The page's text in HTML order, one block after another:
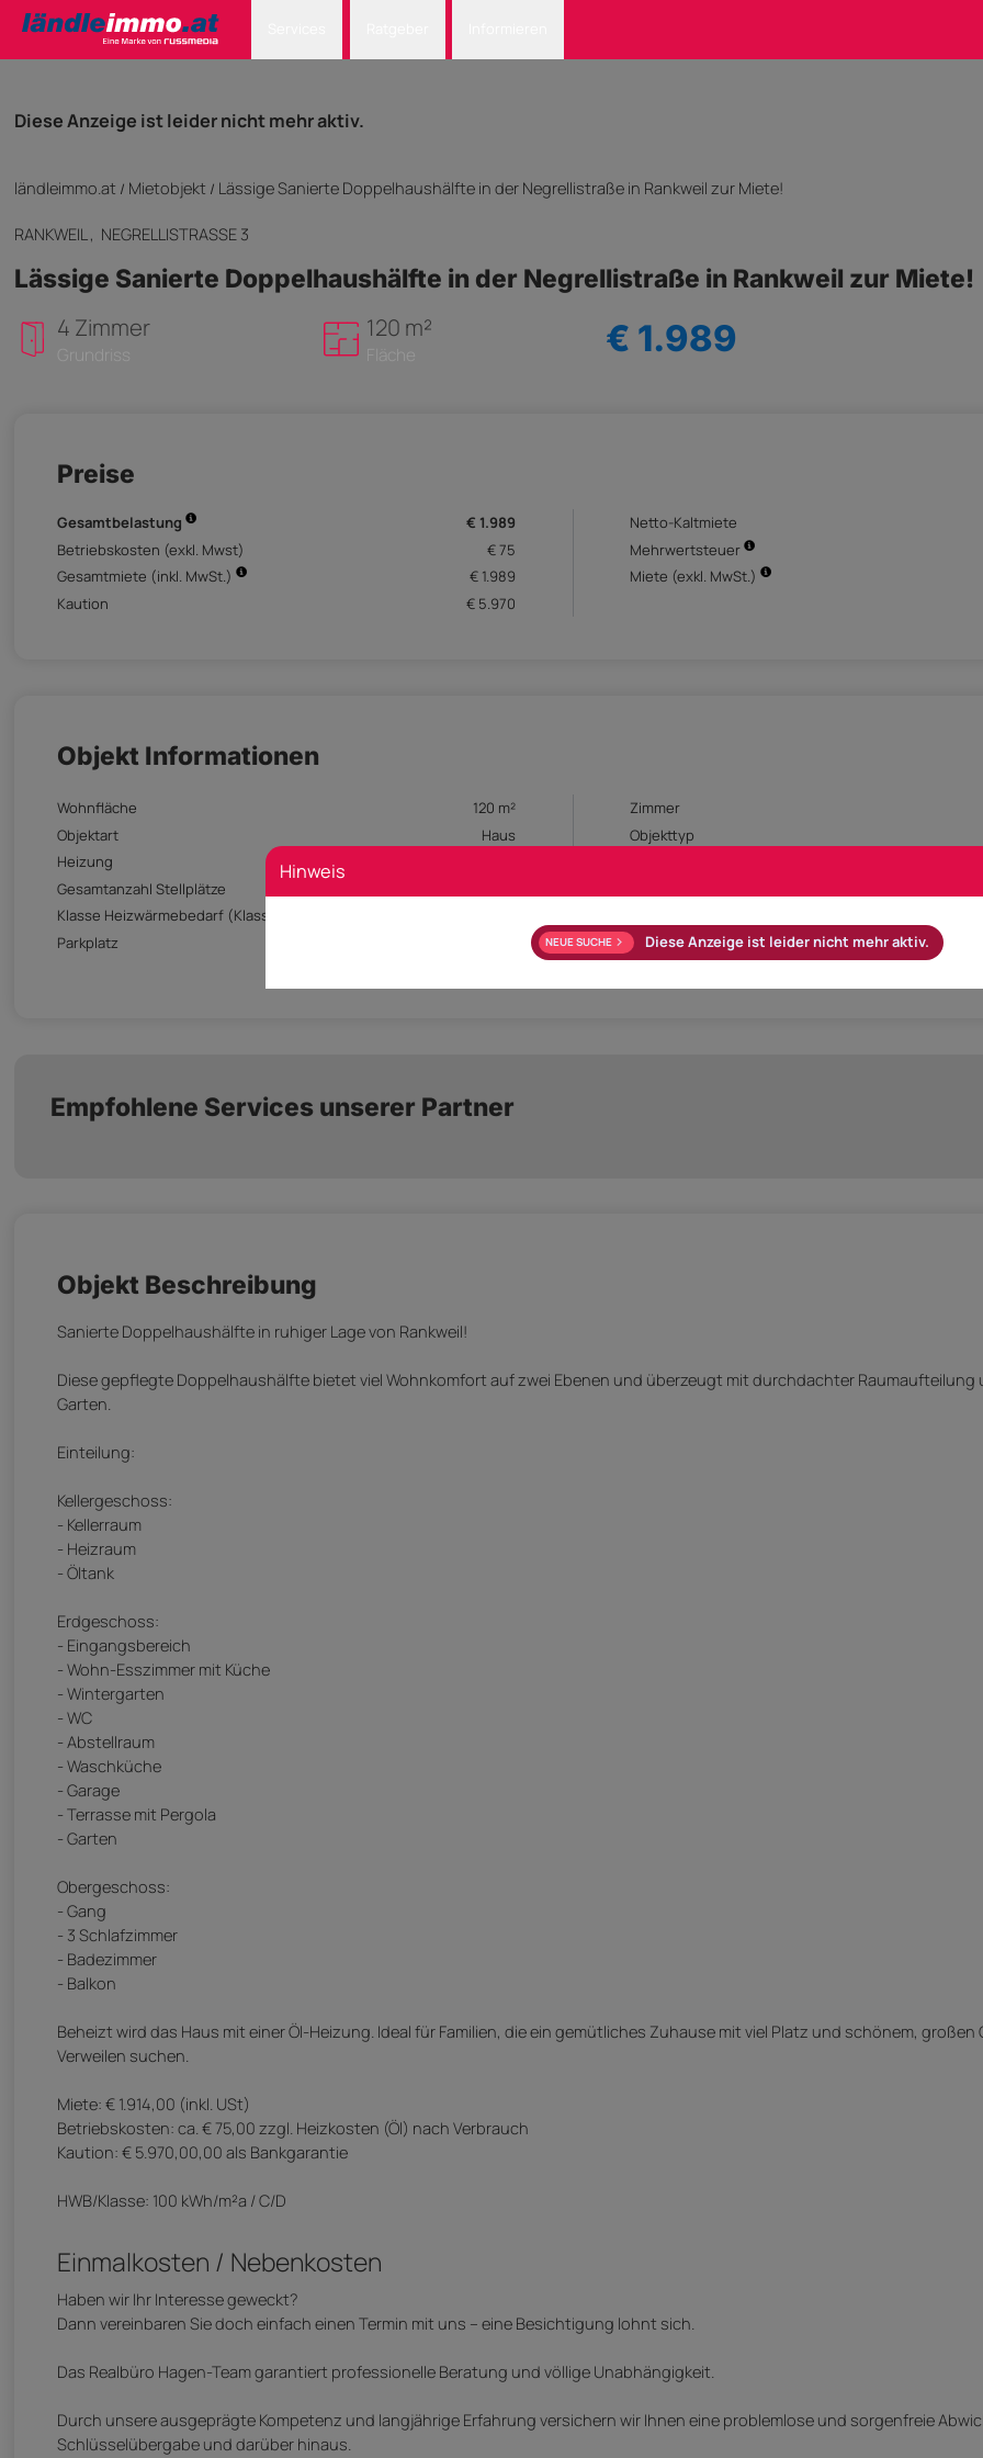
Diese Anzeige ist leider nicht mehr aktiv.
ländleimmo.at / Mietobjekt / Lässige Sanierte Doppelhaushälfte in der Negrellistraße in Rankweil zur Miete!
RANKWEIL , NEGRELLISTRASSE 3
Lässige Sanierte Doppelhaushälfte in der Negrellistraße in Rankweil zur Miete!
4 Zimmer
Grundriss
120 m²
Fläche € 1.989
Preise
Gesamtbelastung € 1.989 Netto-Kaltmiete
Betriebskosten (exkl. Mwst)
€ 75 Mehrwertsteuer
Gesamtmiete (inkl. MwSt.)
€ 1.989 Miete (exkl. MwSt.)
Kaution
€ 5.970
Objekt Informationen
Wohnfläche 120 m² Zimmer
Objektart
Haus Objekttyp
Heizung
Gesamtanzahl Stellplätze
Klasse Heizwärmebedarf (Klasse HWB)
Parkplatz
Empfohlene Services unserer Partner
Objekt Beschreibung
Sanierte Doppelhaushälfte in ruhiger Lage von Rankweil!
Diese gepflegte Doppelhaushälfte bietet viel Wohnkomfort auf zwei Ebenen und überzeugt mit durchdachter Raumaufteilung
Garten.
Einteilung:
Kellergeschoss:
- Kellerraum
- Heizraum
- Öltank
Erdgeschoss:
- Eingangsbereich
- Wohn-Esszimmer mit Küche
- Wintergarten
- WC
- Abstellraum
- Waschküche
- Garage
- Terrasse mit Pergola
- Garten
Obergeschoss:
- Gang
- 3 Schlafzimmer
- Badezimmer
- Balkon
Beheizt wird das Haus mit einer Öl-Heizung. Ideal für Familien, die ein gemütliches Zuhause mit viel Platz und schönem, großen
Verweilen suchen.
Miete: € 1.914,00 (inkl. USt)
Betriebskosten: ca. € 75,00 zzgl. Heizkosten (Öl) nach Verbrauch
Kaution: € 5.970,00,00 als Bankgarantie
HWB/Klasse: 100 kWh/m²a / C/D
Einmalkosten / Nebenkosten
Haben wir Ihr Interesse geweckt?
Dann vereinbaren Sie doch einfach einen Termin mit uns – eine Besichtigung lohnt sich.
Das Realbüro Hagen-Team garantiert professionelle Beratung und völlige Unabhängigkeit.
Durch unsere ausgeprägte Kompetenz und langjährige Erfahrung versichern wir Ihnen eine problemlose und sorgenfreie
Schlüsselübergabe und darüber hinaus.
Hinweis
NEUE SUCHE Diese Anzeige ist leider nicht mehr aktiv.